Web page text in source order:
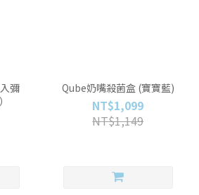
彌
Qube奶嘴殺菌盒 (寶寶藍)
NT$1,099
NT$1,149